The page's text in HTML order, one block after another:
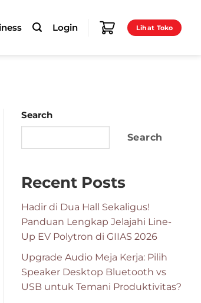
Login Lihat Toko
Search
Search
Recent Posts
Hadir di Dua Hall Sekaligus!
Panduan Lengkap Jelajahi Line-
Up EV Polytron di GIIAS 2026
Upgrade Audio Meja Kerja: Pilih
Speaker Desktop Bluetooth vs
USB untuk Temani Produktivitas?